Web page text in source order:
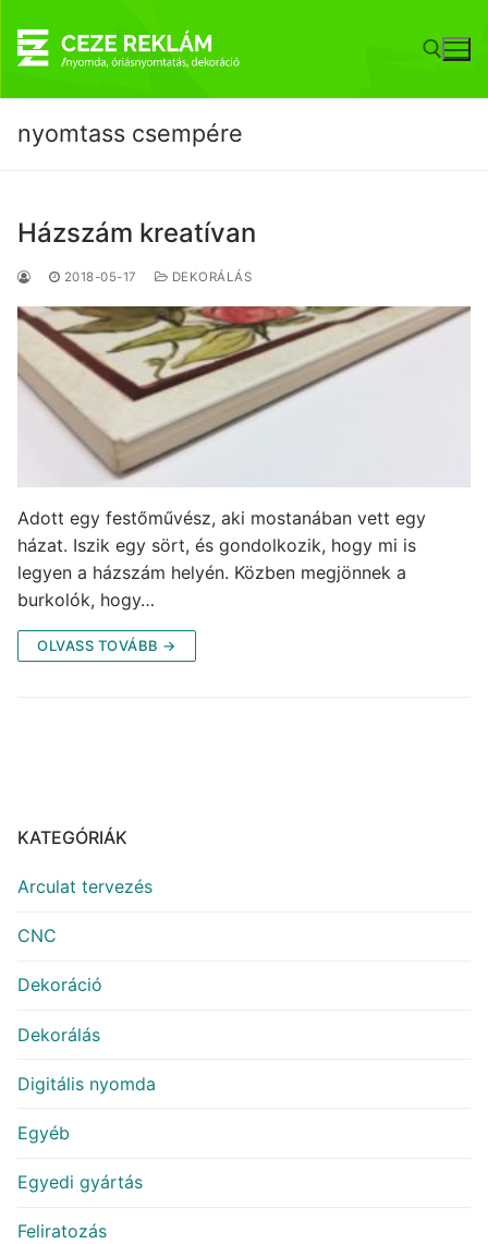
tartalomra
Keresése:
nyomtass csempére
Házszám kreatívan
2018-05-17 DEKORÁLÁS
Adott egy festőművész, aki mostanában vett egy
házat. Iszik egy sört, és gondolkozik, hogy mi is
legyen a házszám helyén. Közben megjönnek a
burkolók, hogy…
OLVASS TOVÁBB →
KATEGÓRIÁK
Arculat tervezés
CNC
Dekoráció
Dekorálás
Digitális nyomda
Egyéb
Egyedi gyártás
Feliratozás